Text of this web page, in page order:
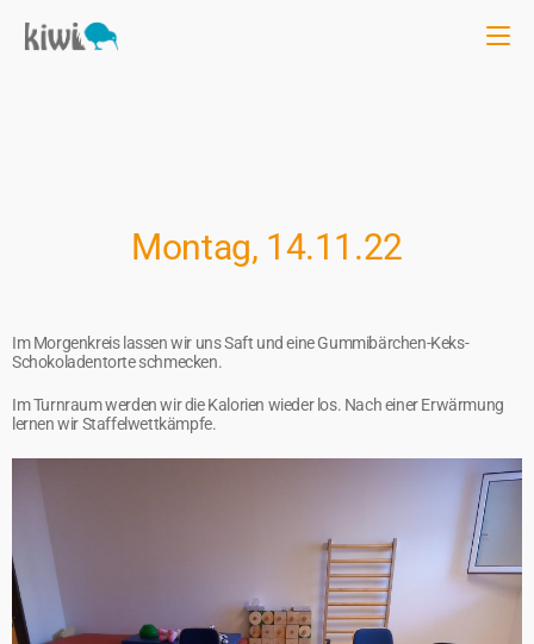
Montag, 14.11.22
Im Morgenkreis lassen wir uns Saft und eine Gummibärchen-Keks-
Schokoladentorte schmecken.
Im Turnraum werden wir die Kalorien wieder los. Nach einer Erwärmung
lernen wir Staffelwettkämpfe.